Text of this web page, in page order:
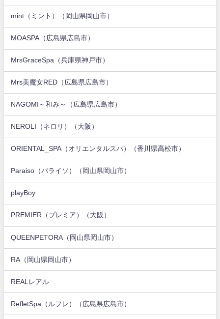
mint（ミント）（岡山県岡山市）
MOASPA（広島県広島市）
MrsGraceSpa（兵庫県神戸市）
Mrs美魔女RED（広島県広島市）
NAGOMI～和み～（広島県広島市）
NEROLI（ネロリ）（大阪）
ORIENTAL_SPA（オリエンタルスパ）（香川県高松市）
Paraiso（パライソ）（岡山県岡山市）
playBoy
PREMIER（プレミア）（大阪）
QUEENPETORA（岡山県岡山市）
RA（岡山県岡山市）
REALレアル
RefletSpa（ルフレ）（広島県広島市）